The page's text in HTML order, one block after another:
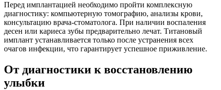
Перед имплантацией необходимо пройти комплексную
диагностику: компьютерную томографию, анализы крови,
консультацию врача-стоматолога. При наличии воспаления
десен или кариеса зубы предварительно лечат. Титановый
имплант устанавливается только после устранения всех
очагов инфекции, что гарантирует успешное приживление.
От диагностики к восстановлению
улыбки